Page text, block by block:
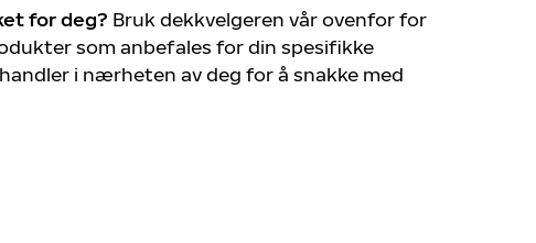
for deg? Bruk dekkvelgeren vår ovenfor for
som anbefales for din spesifikke
i nærheten av deg for å snakke med